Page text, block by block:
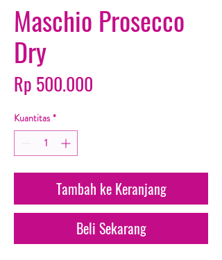
Maschio Prosecco
Dry
Rp 500.000
Kuantitas *
Tambah ke Keranjang
Beli Sekarang